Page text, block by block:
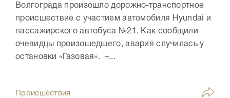
Волгограда произошло дорожно-транспортное
происшествие с участием автомобиля Hyundai и
пассажирского автобуса №21. Как сообщили
очевидцы произошедшего, авария случилась у
остановки «Газовая». –...
Происшествия